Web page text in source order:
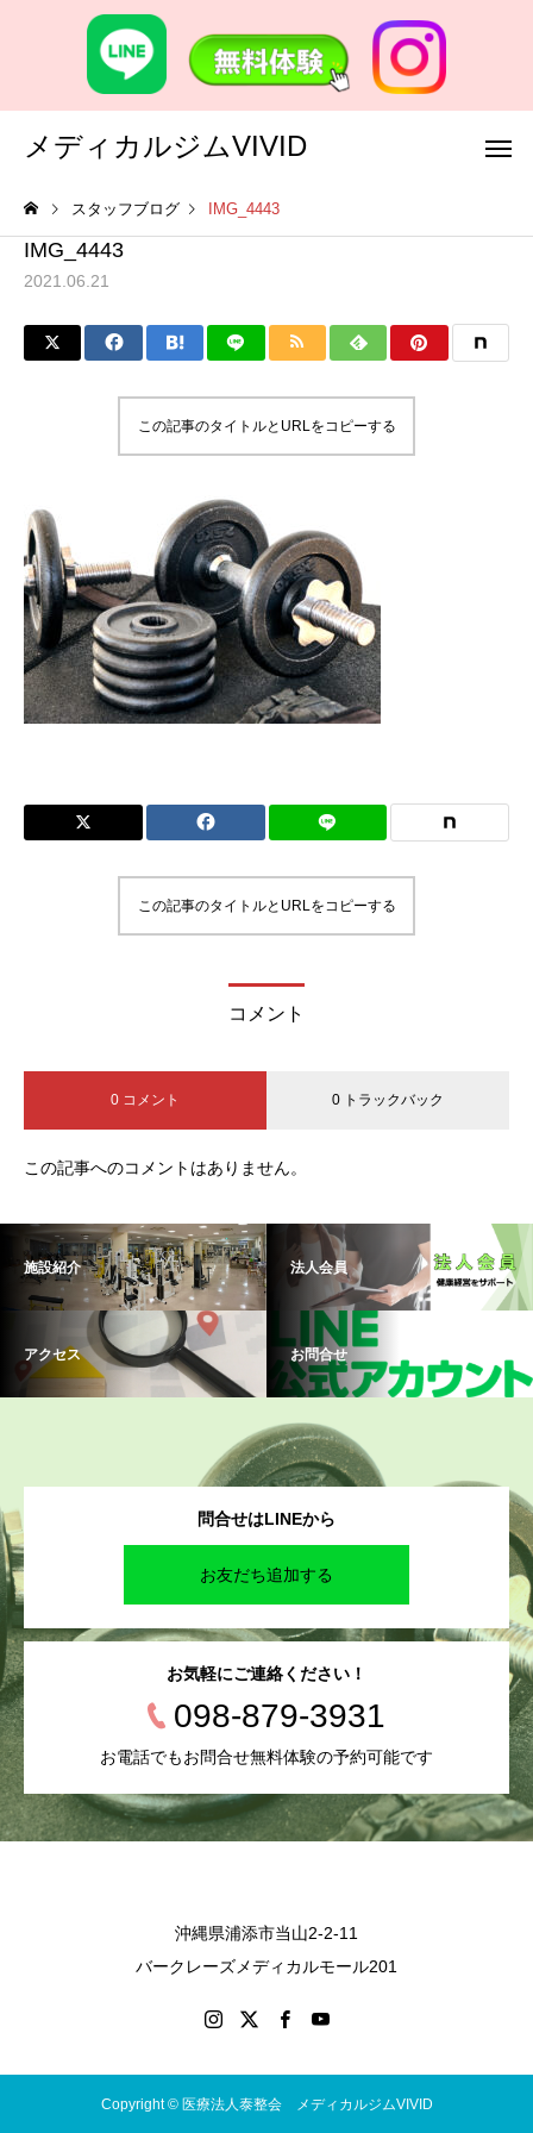
メディカルジムVIVID
スタッフブログ IMG_4443
IMG_4443
2021.06.21
この記事のタイトルとURLをコピーする
この記事のタイトルとURLをコピーする
コメント
0 コメント 0 トラックバック
この記事へのコメントはありません。
施設紹介 法人会員
アクセス お問合せ
問合せはLINEから
お友だち追加する
お気軽にご連絡ください！
098-879-3931
お電話でもお問合せ無料体験の予約可能です
沖縄県浦添市当山2-2-11
バークレーズメディカルモール201
Copyright © 医療法人泰整会 メディカルジムVIVID